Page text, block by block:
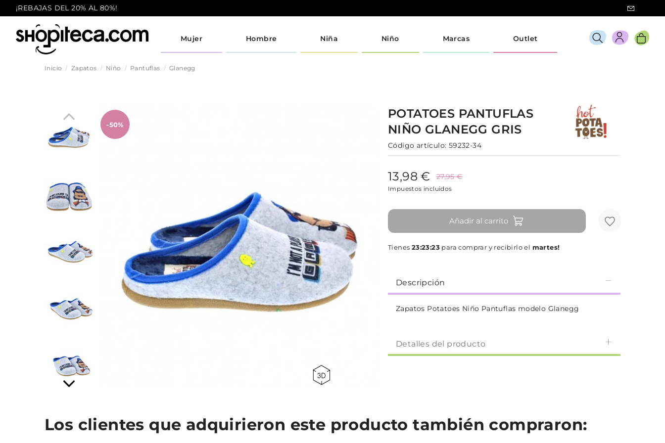
¡REBAJAS DEL 20% AL 80%!
Mujer Hombre Niña Niño Marcas Outlet
Inicio Zapatos Niño Pantuflas Glanegg
-50%
POTATOES PANTUFLAS
NIÑO GLANEGG GRIS
Código artículo: 59232-34
13,98 € 27,95 €
Impuestos incluidos
Añadir al carrito
Tienes 23:23:22 para comprar y recibirlo el martes!
Descripción
Zapatos Potatoes Niño Pantuflas modelo Glanegg
Detalles del producto
Los clientes que adquirieron este producto también compraron: